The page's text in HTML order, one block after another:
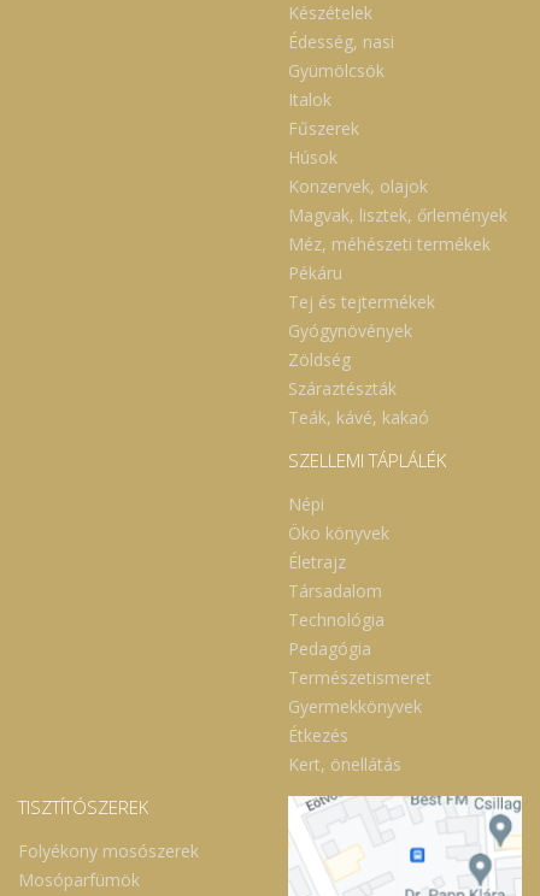
Készételek
Édesség, nasi
Gyümölcsök
Italok
Fűszerek
Húsok
Konzervek, olajok
Magvak, lisztek, őrlemények
Méz, méhészeti termékek
Pékáru
Tej és tejtermékek
Gyógynövények
Zöldség
Száraztészták
Teák, kávé, kakaó
SZELLEMI TÁPLÁLÉK
Népi
Öko könyvek
Életrajz
Társadalom
Technológia
Pedagógia
Természetismeret
Gyermekkönyvek
Étkezés
Kert, önellátás
TISZTÍTÓSZEREK
Folyékony mosószerek
Mosóparfümök